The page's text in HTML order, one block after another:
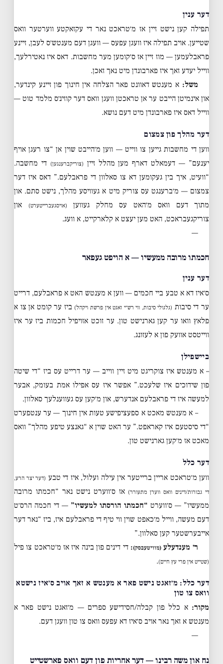
דער ענין
תפילה קען נישט זיין אז מ׳טראכט נאר די עקזאקטע ווערטער וואס
שטייען. אויב תפילה איז וועגן עפעס — וועגן דעם מענטש׳ס לעבן, זיינע
פראבלעמען — מוז זיין אז ס׳קומען מער מחשבות. דאס איז נאטירלעך,
ווייל יעדע זאך איז פארבונדן מיט נאך זאכן.
משל: א מענטש דאוונט פאר הצלחה אין חינוך פון זיינע קינדער,
און אינמיטן הייבט ער אן טראכטן וועגן וואס דער קוזינ׳ס מלמד טוט —
ווייל דאס איז פארבונדן מיט דעם נושא.
דער מהלך פון צמצום
ווען די מחשבות גייען צו ווייט — ווען מ׳הייבט שוין אן “צו רעגן אויף
יענעם” — דעמאלט דארף מען מהלל זיין (צוריקברענגען) די מחשבה.
“וועיט, איך בין געקומען דא צו סאלוון די פראבלעם.” דאס איז דער
צמצום — מ׳ברענגט עס צוריק מיט א געוויסע מהלך, נישט סתם. און
מתוך דעם וואס מ׳האט עס מחלק געווען
(אויסגעברייטערט)
און
צוריקגעבראכט, האט מען יעצט א קלארקייט, א וועג.
—
חכמתו מרובה ממעשיו — א הויפט געפאר
דער ענין
ס׳איז דא א טבע ביי חכמים — ווען א מענטש האט א פראבלעם, דרייט
ער די סיבות (גלגולי סיבות, ווי רש״י זאגט אין פרשת ויקהל) ביז ער קומט אן צו א
פלאץ וואו ער קען גארנישט טון. ער זוכט אזויפיל חכמות ביז ער איז
ווייטסט אוועק פון א לעזונג.
ביישפילן
– א מענטש איז צוקריגט מיט זיין ווייב — ער דרייט עס ביז “די שיטה
פון שידוכים איז שלעכט.” אפשר איז עס אפילו אמת בעומק, אבער
למעשה איז די פראבלעם אנדערש, און מ׳קען עס געווענלעך סאלוון.
– א מענטש מאכט א ספעציפישע טעות אין חינוך — ער ענטפערט
“די סיסטעם איז קאראפט.” ער האט שוין א “גאנצע טיפע מהלך” וואס
מאכט אז מ׳קען גארנישט טון.
דער כלל
ווען מ׳טראכט אריין ברייטער אין עילה ועלול, איז די טבע (דער יצר הרע,
די גבורות/דינים וואס ווערן מתעורר) אז ס׳ווערט נישט נאר “חכמתו מרובה
ממעשיו” — ס׳ווערט “חכמתו הורסתו למעשיו” — די חכמה הרס׳ט
דעם מעשה, ווייל מ׳כאפט שוין ווי טיף די פראבלעם איז, ביז “נאר דער
אייבערשטער קען סאלוון.”
ר׳ מענדעלע(מוויטעבסק): די דינים פון בינה איז אז מ׳טראכט צו פיל
(שטייט אין פרי עץ חיים).
דער כלל: מ׳זאגט נישט פאר א מענטש א זאך אויב ס׳איז נישטא
וואס צו טון
מקור: א כלל פון קבלה/חסידישע ספרים — מ׳זאגט נישט פאר א
מענטש א זאך נאר אויב ס׳איז דא עפעס וואס צו טון וועגן דעם.
—
נח און משה רבינו — דער אחריות פון דעם וואס פארשטייט